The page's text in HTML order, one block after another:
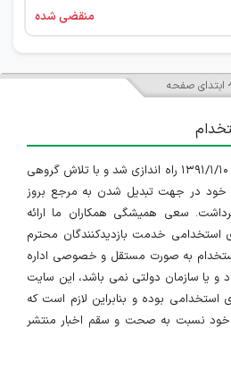
منقضی شده
ابتدای صفحه
سایت ایران استخدام در تاریخ ۱۳۹۱/۱/۱۰ راه اندازی شد و با تلاش گروهی
خود در جهت تبدیل شدن به مرجع بروز
سعی همیشگی همکاران ما ارائه
خدمت بازدیدکنندگان محترم
به صورت مستقل و خصوصی اداره
و یا سازمان دولتی نمی باشد، این سایت
استخدامی بوده و بنابراین لازم است که
خود نسبت به صحت و سقم اخبار منتشر